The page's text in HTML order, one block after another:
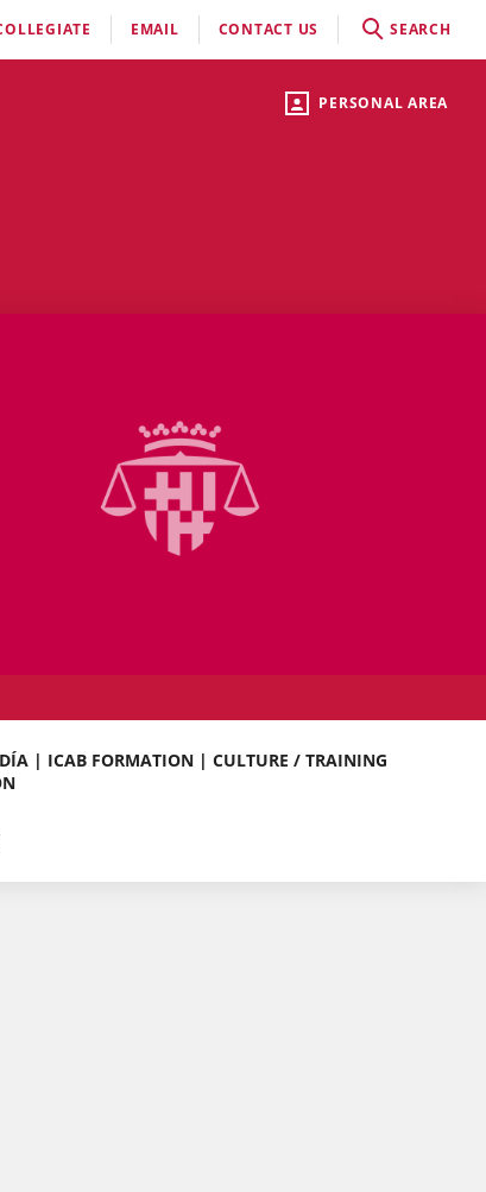
PERSONAL AREA
EMAIL CONTACT US SEARCH
| ICAB FORMATION | CULTURE / TRAINING